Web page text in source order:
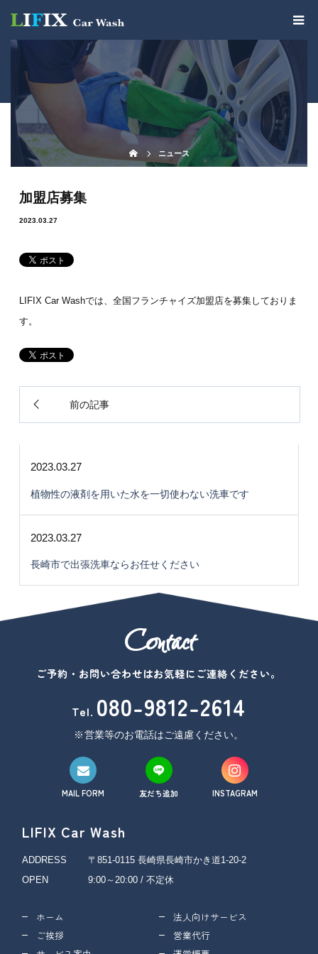
ニュース
加盟店募集
2023.03.27
LIFIX Car Washでは、全国フランチャイズ加盟店を募集しておりま
す。
前の記事
2023.03.27
植物性の液剤を用いた水を一切使わない洗車です
2023.03.27
長崎市で出張洗車ならお任せください
Contact
ご予約・お問い合わせはお気軽にご連絡ください。
Tel. 080-9812-2614
営業等のお電話はご遠慮ください。
MAIL FORM 友だち追加 INSTAGRAM
LIFIX Car Wash
ADDRESS
〒851-0115 長崎県長崎市かき道1-20-2
OPEN
9:00～20:00 / 不定休
ホーム
ご挨拶
法人向けサービス
営業代行